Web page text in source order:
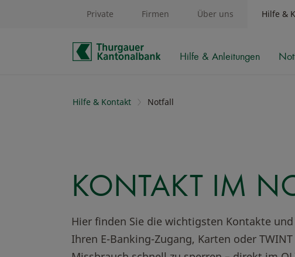
Schnelle Navigation
Private Firmen Über uns Hilfe &
Hilfe & Anleitungen
Hilfe & Kontakt Notfall
KONTAKT IM
Hier finden Sie die wichtigsten Kontakte
Ihren E-Banking-Zugang, Karten oder